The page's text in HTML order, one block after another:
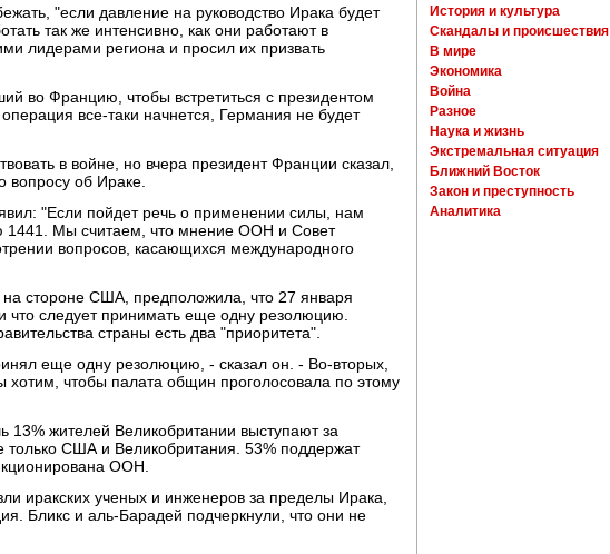
"если давление на руководство Ирака будет
так же интенсивно, как они работают в
лидерами региона и просил их призвать
во Францию, чтобы встретиться с президентом
все-таки начнется, Германия не будет
в войне, но вчера президент Франции сказал,
вопросу об Ираке.
"Если пойдет речь о применении силы, нам
1441. Мы считаем, что мнение ООН и Совет
вопросов, касающихся международного
стороне США, предположила, что 27 января
следует принимать еще одну резолюцию.
страны есть два "приоритета".
еще одну резолюцию, - сказал он. - Во-вторых,
чтобы палата общин проголосовала по этому
жителей Великобритании выступают за
США и Великобритания. 53% поддержат
ООН.
иракских ученых и инженеров за пределы Ирака,
Бликс и аль-Барадей подчеркнули, что они не
История и культура
Скандалы и происшествия
В мире
Экономика
Война
Разное
Наука и жизнь
Экстремальная ситуация
Ближний Восток
Закон и преступность
Аналитика